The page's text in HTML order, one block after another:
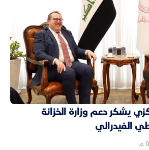
يشكر دعم وزارة الخزانة
الفيدرالي